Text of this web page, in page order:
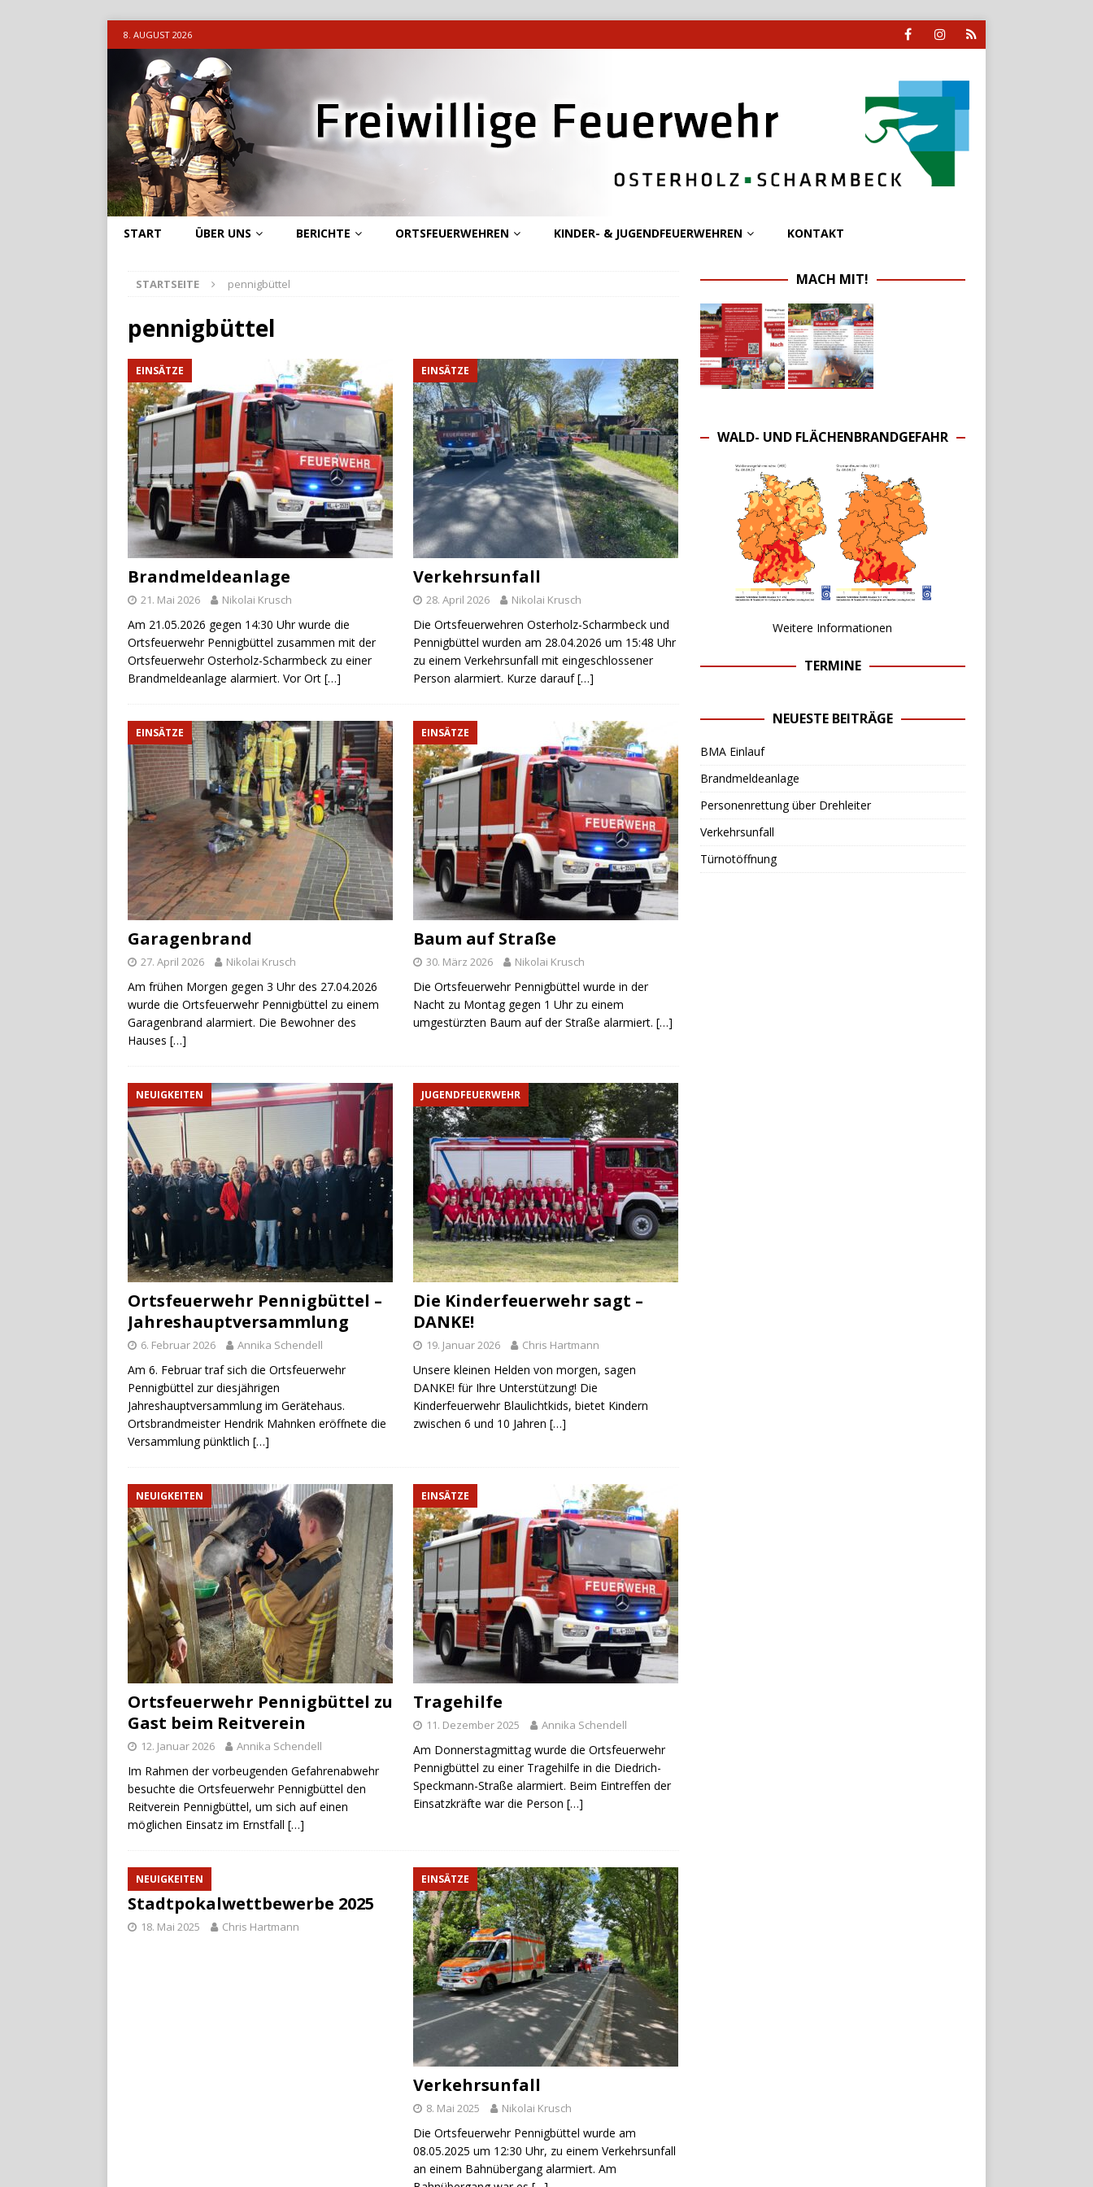
8. AUGUST 2026
START ÜBER UNS BERICHTE ORTSFEUERWEHREN KINDER- & JUGENDFEUERWEHREN KONTAKT
STARTSEITE pennigbüttel
pennigbüttel
EINSÄTZE
Brandmeldeanlage
21. Mai 2026 Nikolai Krusch
Am 21.05.2026 gegen 14:30 Uhr wurde die
Ortsfeuerwehr Pennigbüttel zusammen mit der
Ortsfeuerwehr Osterholz-Scharmbeck zu einer
Brandmeldeanlage alarmiert. Vor Ort […]
EINSÄTZE
Verkehrsunfall
28. April 2026 Nikolai Krusch
Die Ortsfeuerwehren Osterholz-Scharmbeck und
Pennigbüttel wurden am 28.04.2026 um 15:48 Uhr
zu einem Verkehrsunfall mit eingeschlossener
Person alarmiert. Kurze darauf[…]
EINSÄTZE
Garagenbrand
27. April 2026 Nikolai Krusch
Am frühen Morgen gegen 3 Uhr des 27.04.2026
wurde die Ortsfeuerwehr Pennigbüttel zu einem
Garagenbrand alarmiert. Die Bewohner des
Hauses […]
EINSÄTZE
Baum auf Straße
30. März 2026 Nikolai Krusch
Die Ortsfeuerwehr Pennigbüttel wurde in der
Nacht zu Montag gegen 1 Uhr zu einem
umgestürzten Baum auf der Straße alarmiert. […]
NEUIGKEITEN
Ortsfeuerwehr Pennigbüttel –
Jahreshauptversammlung
6. Februar 2026 Annika Schendell
Am 6. Februar traf sich die Ortsfeuerwehr
Pennigbüttel zur diesjährigen
Jahreshauptversammlung im Gerätehaus.
Ortsbrandmeister Hendrik Mahnken eröffnete die
Versammlung pünktlich […]
JUGENDFEUERWEHR
Die Kinderfeuerwehr sagt –
DANKE!
19. Januar 2026 Chris Hartmann
Unsere kleinen Helden von morgen, sagen
DANKE! für Ihre Unterstützung! Die
Kinderfeuerwehr Blaulichtkids, bietet Kindern
zwischen 6 und 10 Jahren […]
NEUIGKEITEN
Ortsfeuerwehr Pennigbüttel zu
Gast beim Reitverein
12. Januar 2026 Annika Schendell
Im Rahmen der vorbeugenden Gefahrenabwehr
besuchte die Ortsfeuerwehr Pennigbüttel den
Reitverein Pennigbüttel, um sich auf einen
möglichen Einsatz im Ernstfall […]
EINSÄTZE
Tragehilfe
11. Dezember 2025 Annika Schendell
Am Donnerstagmittag wurde die Ortsfeuerwehr
Pennigbüttel zu einer Tragehilfe in die Diedrich-
Speckmann-Straße alarmiert. Beim Eintreffen der
Einsatzkräfte war die Person […]
NEUIGKEITEN
Stadtpokalwettbewerbe 2025
18. Mai 2025 Chris Hartmann
EINSÄTZE
Verkehrsunfall
8. Mai 2025 Nikolai Krusch
Die Ortsfeuerwehr Pennigbüttel wurde am
08.05.2025 um 12:30 Uhr, zu einem Verkehrsunfall
an einem Bahnübergang alarmiert. Am
MACH MIT!
WALD- UND FLÄCHENBRANDGEFAHR
Weitere Informationen
TERMINE
NEUESTE BEITRÄGE
BMA Einlauf
Brandmeldeanlage
Personenrettung über Drehleiter
Verkehrsunfall
Türnotöffnung